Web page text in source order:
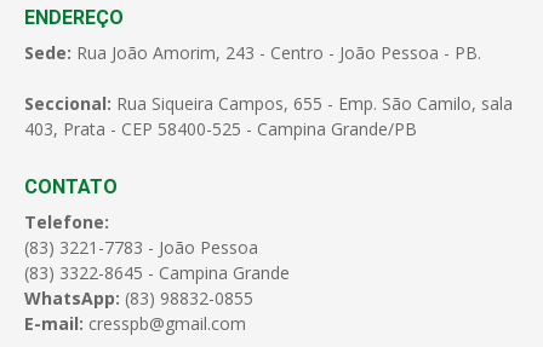
ENDEREÇO
Sede: Rua João Amorim, 243 - Centro - João Pessoa - PB.
Seccional: Rua Siqueira Campos, 655 - Emp. São Camilo, sala
403, Prata - CEP 58400-525 - Campina Grande/PB
CONTATO
Telefone:
(83) 3221-7783 - João Pessoa
(83) 3322-8645 - Campina Grande
WhatsApp: (83) 98832-0855
E-mail: cresspb@gmail.com